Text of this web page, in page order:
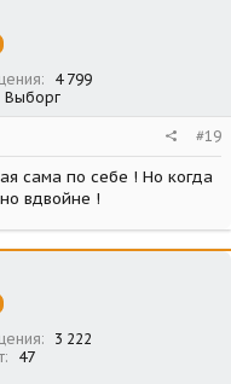
4 799
Выборг
#19
сама по себе ! Но когда
вдвойне !
3 222
47